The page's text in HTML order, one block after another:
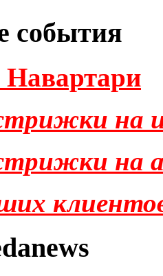
события
Навартари
на
на